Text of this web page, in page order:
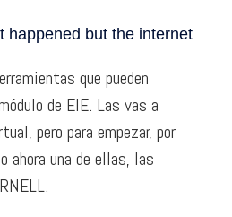
que pueden
de EIE. Las vas a
pero para empezar, por
ahora una de ellas, las